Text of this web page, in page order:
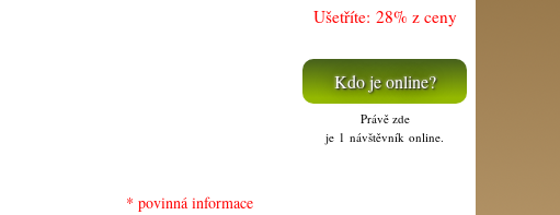
* povinná informace
Ušetříte: 28% z ceny
Kdo je online?
Právě zde
je 1 návštěvník online.